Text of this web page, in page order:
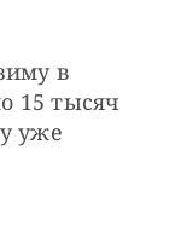
в
15 тысяч
уже